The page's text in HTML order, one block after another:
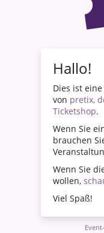
Hallo!
Dies ist
von pretix,
Ticketshop.
Wenn Sie
brauchen
Wenn Sie
wollen,
Viel Spaß!